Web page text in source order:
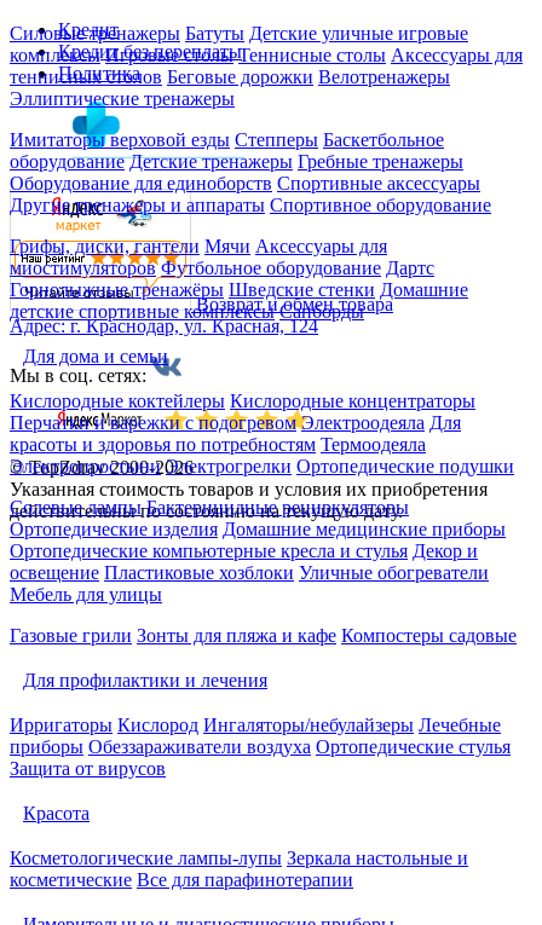
Силовые тренажеры Батуты Детские уличные игровые
комплексы Игровые столы Теннисные столы Аксессуары для
теннисных столов Беговые дорожки Велотренажеры
Эллиптические тренажеры
Имитаторы верховой езды Степперы Баскетбольное
оборудование Детские тренажеры Гребные тренажеры
Оборудование для единоборств Спортивные аксессуары
Другие тренажеры и аппараты Спортивное оборудование
Грифы, диски, гантели Мячи Аксессуары для
миостимуляторов Футбольное оборудование Дартс
Горнолыжные тренажёры Шведские стенки Домашние
детские спортивные комплексы Сапборды
Для дома и семьи
Кислородные коктейлеры Кислородные концентраторы
Перчатки и варежки с подогревом Электроодеяла Для
красоты и здоровья по потребностям Термоодеяла
Электропростыни Электрогрелки Ортопедические подушки
Солевые лампы Бактерицидные рециркуляторы
Ортопедические изделия Домашние медицинские приборы
Ортопедические компьютерные кресла и стулья Декор и
освещение Пластиковые хозблоки Уличные обогреватели
Мебель для улицы
Газовые грили Зонты для пляжа и кафе Компостеры садовые
Для профилактики и лечения
Ирригаторы Кислород Ингаляторы/небулайзеры Лечебные
приборы Обеззараживатели воздуха Ортопедические стулья
Защита от вирусов
Красота
Косметологические лампы-лупы Зеркала настольные и
косметические Все для парафинотерапии
Кредит
Кредит без переплаты
Политика
Возврат и обмен товара
Адрес: г. Краснодар, ул. Красная, 124
Мы в соц. сетях:
© TopZdrav 2000-2026
Указанная стоимость товаров и условия их приобретения
действительны по состоянию на текущую дату.